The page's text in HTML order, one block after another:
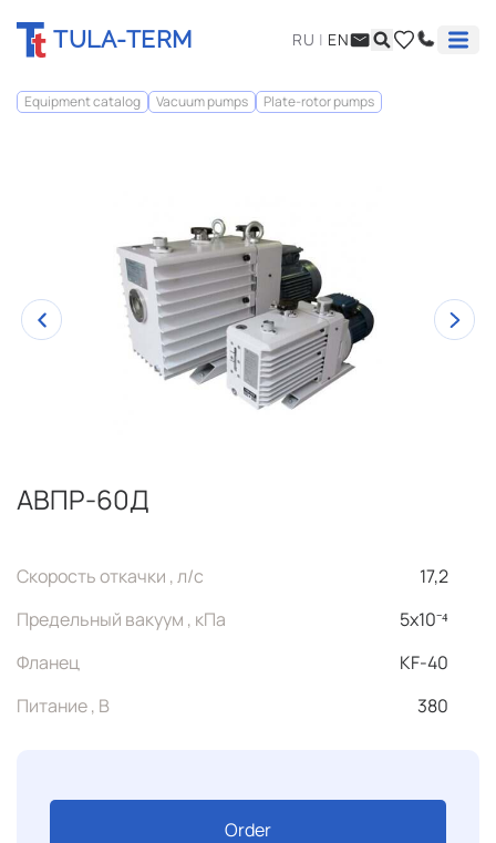
TULA-TERM RU | EN
Equipment catalog Vacuum pumps Plate-rotor pumps
АВПР-60Д
Скорость откачки , л/с
17,2
Предельный вакуум , кПа
5x10⁻⁴
Фланец
KF-40
Питание , В
380
Order